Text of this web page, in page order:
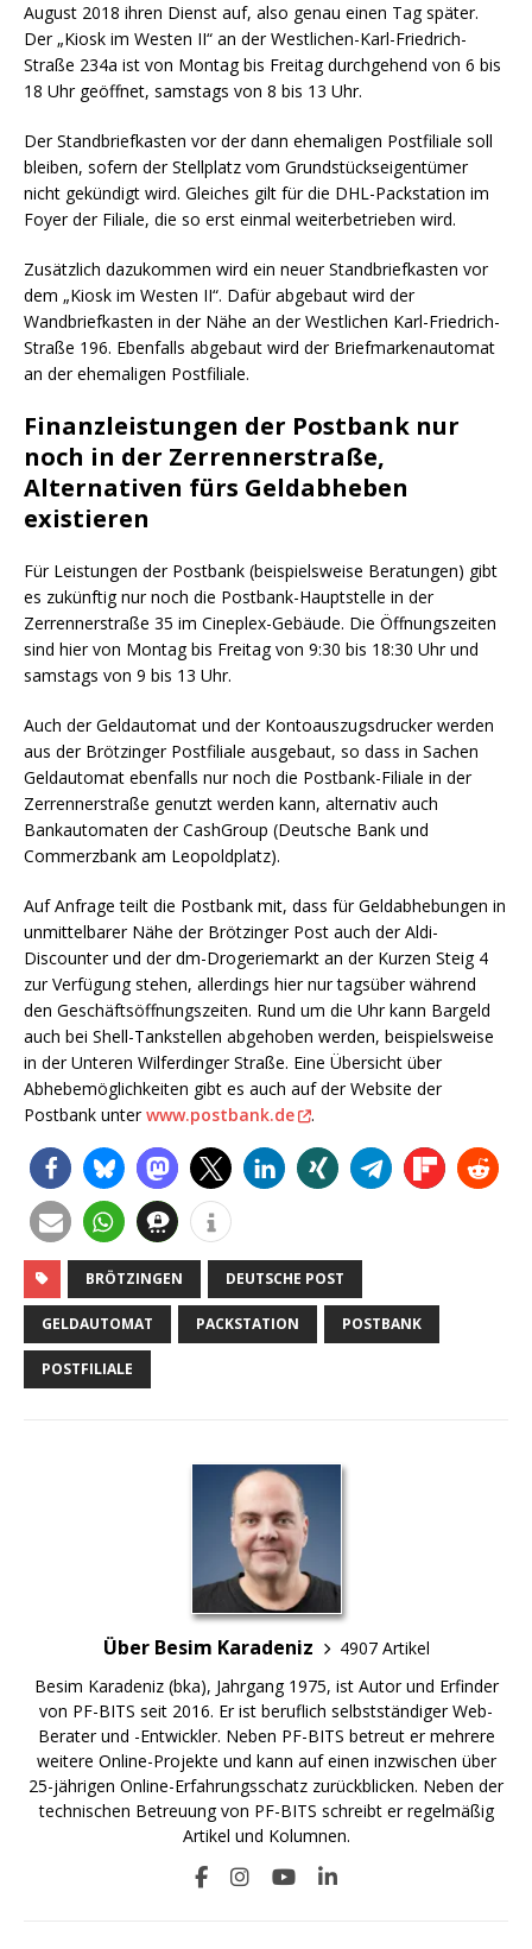
August 2018 ihren Dienst auf, also genau einen Tag später.
Der „Kiosk im Westen II“ an der Westlichen-Karl-Friedrich-
Straße 234a ist von Montag bis Freitag durchgehend von 6 bis
18 Uhr geöffnet, samstags von 8 bis 13 Uhr.
Der Standbriefkasten vor der dann ehemaligen Postfiliale soll
bleiben, sofern der Stellplatz vom Grundstückseigentümer
nicht gekündigt wird. Gleiches gilt für die DHL-Packstation im
Foyer der Filiale, die so erst einmal weiterbetrieben wird.
Zusätzlich dazukommen wird ein neuer Standbriefkasten vor
dem „Kiosk im Westen II“. Dafür abgebaut wird der
Wandbriefkasten in der Nähe an der Westlichen Karl-Friedrich-
Straße 196. Ebenfalls abgebaut wird der Briefmarkenautomat
an der ehemaligen Postfiliale.
Finanzleistungen der Postbank nur
noch in der Zerrennerstraße,
Alternativen fürs Geldabheben
existieren
Für Leistungen der Postbank (beispielsweise Beratungen) gibt
es zukünftig nur noch die Postbank-Hauptstelle in der
Zerrennerstraße 35 im Cineplex-Gebäude. Die Öffnungszeiten
sind hier von Montag bis Freitag von 9:30 bis 18:30 Uhr und
samstags von 9 bis 13 Uhr.
Auch der Geldautomat und der Kontoauszugsdrucker werden
aus der Brötzinger Postfiliale ausgebaut, so dass in Sachen
Geldautomat ebenfalls nur noch die Postbank-Filiale in der
Zerrennerstraße genutzt werden kann, alternativ auch
Bankautomaten der CashGroup (Deutsche Bank und
Commerzbank am Leopoldplatz).
Auf Anfrage teilt die Postbank mit, dass für Geldabhebungen in
unmittelbarer Nähe der Brötzinger Post auch der Aldi-
Discounter und der dm-Drogeriemarkt an der Kurzen Steig 4
zur Verfügung stehen, allerdings hier nur tagsüber während
den Geschäftsöffnungszeiten. Rund um die Uhr kann Bargeld
auch bei Shell-Tankstellen abgehoben werden, beispielsweise
in der Unteren Wilferdinger Straße. Eine Übersicht über
Abhebemöglichkeiten gibt es auch auf der Website der
Postbank unterwww.postbank.de .
BRÖTZINGEN DEUTSCHE POST
GELDAUTOMAT PACKSTATION POSTBANK
POSTFILIALE
Über Besim Karadeniz
4907 Artikel
Besim Karadeniz (bka), Jahrgang 1975, ist Autor und Erfinder
von PF-BITS seit 2016. Er ist beruflich selbstständiger Web-
Berater und -Entwickler. Neben PF-BITS betreut er mehrere
weitere Online-Projekte und kann auf einen inzwischen über
25-jährigen Online-Erfahrungsschatz zurückblicken. Neben der
technischen Betreuung von PF-BITS schreibt er regelmäßig
Artikel und Kolumnen.